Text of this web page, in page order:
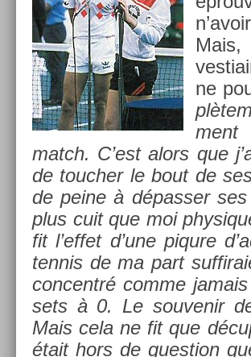
Mais,
ne
ment
match. C’est alors que
de touch­er le bout de
de peine à dépass­er
plus cuit que moi
fit l’effet d’une piqure
ten­nis de ma part
con­centré comme
sets à 0. Le souvenir
Mais cela ne fit que
était hors de ques­tion